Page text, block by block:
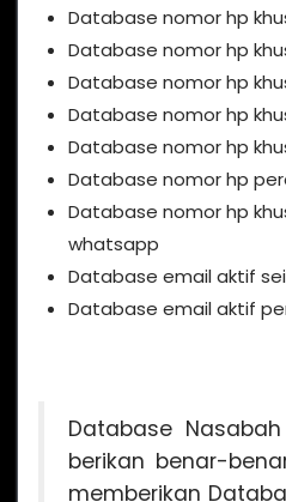
Database nomor hp
Database nomor hp
Database nomor hp
Database nomor hp
Database nomor hp
Database nomor hp
Database nomor hp
whatsapp
Database email aktif
Database email aktif
Database
berikan benar-
memberikan